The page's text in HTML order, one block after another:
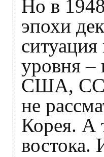
Но в
эпохи
уровня –
США,
не
Корея. А
востока.